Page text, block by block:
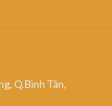
Q.Bình Tân,